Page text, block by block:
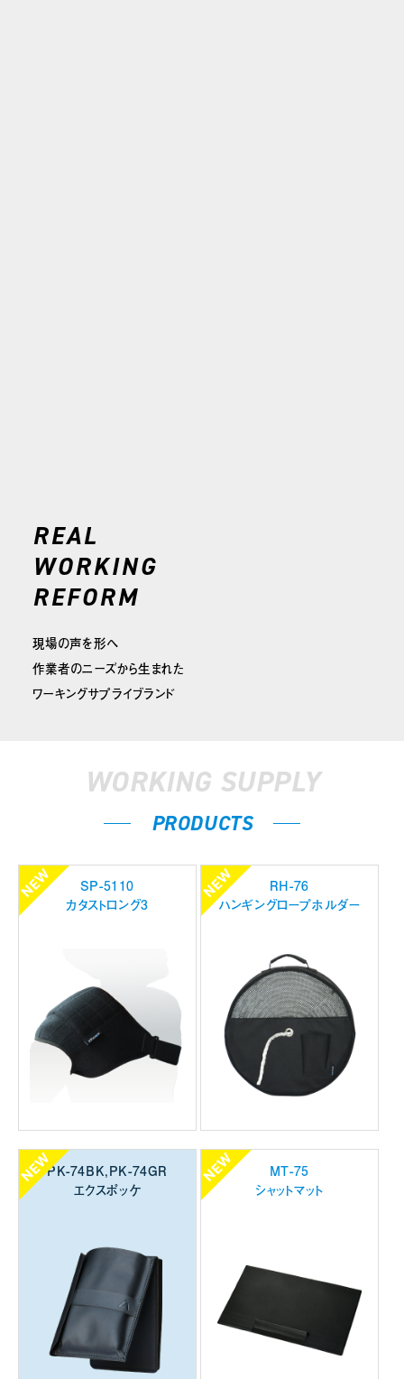
REAL
WORKING
REFORM
現場の声を形へ
作業者のニーズから生まれた
ワーキングサプライブランド
WORKING SUPPLY
PRODUCTS
SP-5110
カタストロング3
RH-76
ハンギングロープホルダー
PK-74BK,PK-74GR
エクスポッケ
MT-75
シャットマット